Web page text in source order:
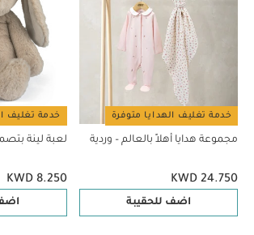
خدمة تغليف الهدايا متوفرة
مجموعة هدايا أهلاً بالعالم – وردية
KWD 24.750
اضف للحقيبة
خدمة تغليف
لعبة لينة
KWD 8.250